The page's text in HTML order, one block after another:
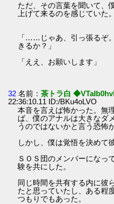
ただ、その言葉を聞いて、
上げて来るのを感じていた。
「……じゃあ、引っ張るぞ
きるか？」
「ええ、お願いします」
32 名前：茶トラ白
22:36:10.11 ID:/BKu4oLVO
本音を言えば怖かった。無
ば、僕のアナルは大きなダ
うのではないかと言う恐怖
しかし、僕は覚悟を決めて
ＳＯＳ団のメンバーになっ
験を共にした。
同じ時間を共有する内に彼
たと思っていたし、ある程
つもりでもあった。